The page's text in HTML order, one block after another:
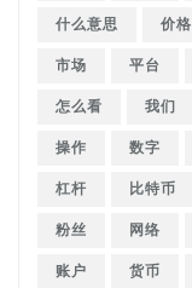
什么意思
价格
市场
平台
怎么看
我们
操作
数字
杠杆
比特币
粉丝
网络
账户
货币